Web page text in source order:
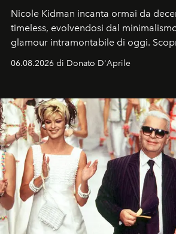
Nicole Kidman incanta ormai da
timeless, evolvendosi dal
glamour intramontabile di oggi.
06.08.2026 di Donato D'Aprile